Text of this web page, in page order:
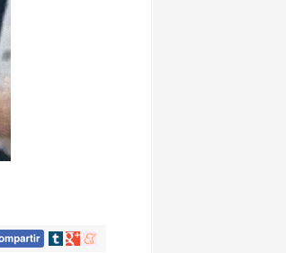
Compartir
Compartir
Compartir